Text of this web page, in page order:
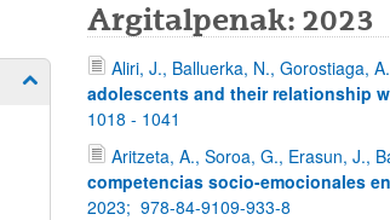
Erakutsi/izkutatu azpiorriak
Argitalpenak: 2023
Aliri, J., Balluerka, N., Gorostiaga,
adolescents and their relationship
1018 - 1041
Aritzeta, A., Soroa, G., Erasun, J.,
competencias socio-emocionales
2023; 978-84-9109-933-8